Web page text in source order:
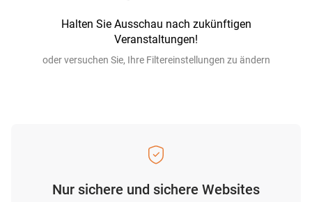
Halten Sie Ausschau nach zukünftigen
Veranstaltungen!
oder versuchen Sie, Ihre Filtereinstellungen zu ändern
Nur sichere und sichere Websites